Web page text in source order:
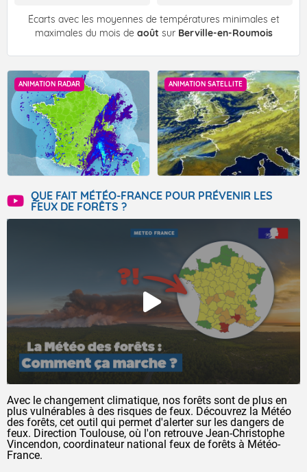
Écarts avec les moyennes de températures minimales et
maximales du mois de août sur Berville-en-Roumois
ANIMATION RADAR ANIMATION SATELLITE
QUE FAIT MÉTÉO-FRANCE POUR PRÉVENIR LES
FEUX DE FORÊTS ?
Avec le changement climatique, nos forêts sont de plus en
plus vulnérables à des risques de feux. Découvrez la Météo
des forêts, cet outil qui permet d'alerter sur les dangers de
feux. Direction Toulouse, où l'on retrouve Jean-Christophe
Vincendon, coordinateur national feux de forêts à Météo-
France.